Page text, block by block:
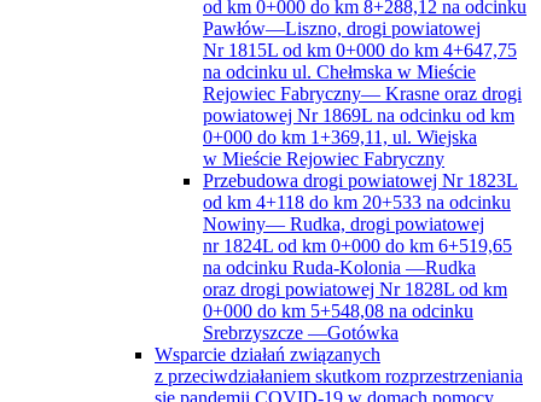
od km 0+000 do km 8+288,12 na odcinku
Pawłów—Liszno, drogi powiatowej
Nr 1815L od km 0+000 do km 4+647,75
na odcinku ul. Chełmska w Mieście
Rejowiec Fabryczny— Krasne oraz drogi
powiatowej Nr 1869L na odcinku od km
0+000 do km 1+369,11, ul. Wiejska
w Mieście Rejowiec Fabryczny
Przebudowa drogi powiatowej Nr 1823L
od km 4+118 do km 20+533 na odcinku
Nowiny— Rudka, drogi powiatowej
nr 1824L od km 0+000 do km 6+519,65
na odcinku Ruda-Kolonia —Rudka
oraz drogi powiatowej Nr 1828L od km
0+000 do km 5+548,08 na odcinku
Srebrzyszcze —Gotówka
Wsparcie działań związanych
z przeciwdziałaniem skutkom rozprzestrzeniania
się pandemii COVID-19 w domach pomocy